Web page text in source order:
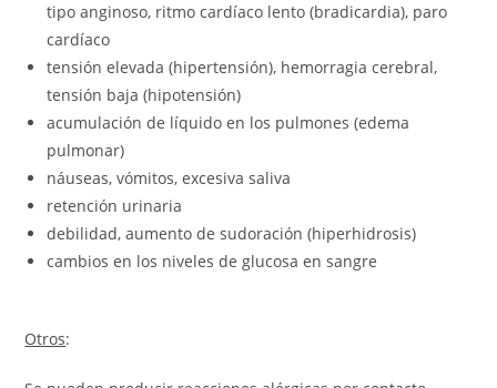
tipo anginoso, ritmo cardíaco lento (bradicardia), paro
cardíaco
tensión elevada (hipertensión), hemorragia cerebral,
tensión baja (hipotensión)
acumulación de líquido en los pulmones (edema
pulmonar)
náuseas, vómitos, excesiva saliva
retención urinaria
debilidad, aumento de sudoración (hiperhidrosis)
cambios en los niveles de glucosa en sangre
Otros: